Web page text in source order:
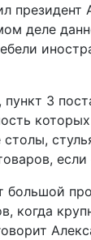
президент
деле
пункт 3
большой
когда